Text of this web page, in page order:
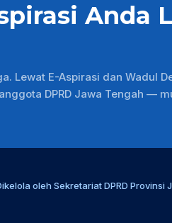
Anda
Lewat E-Aspirasi dan Wadul
DPRD Jawa Tengah —
oleh Sekretariat DPRD Provinsi